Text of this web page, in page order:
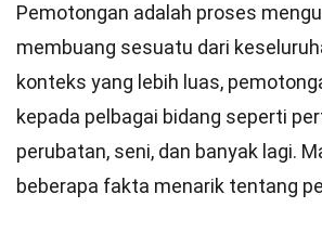
Pemotongan adalah proses
membuang sesuatu dari
konteks yang lebih luas,
kepada pelbagai bidang seperti
perubatan, seni, dan banyak lagi.
beberapa fakta menarik tentang